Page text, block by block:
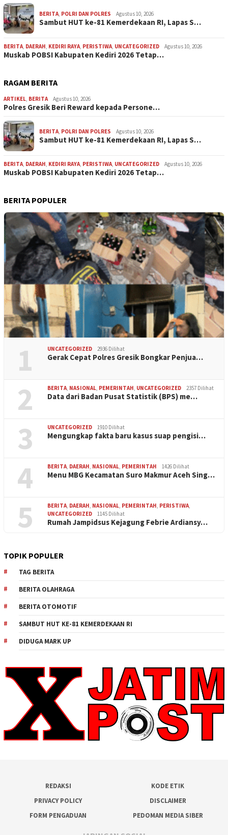
BERITA POLRI DAN POLRES Agustus 10, 2026
Sambut HUT ke-81 Kemerdekaan RI, Lapas S…
BERITA DAERAH KEDIRI RAYA PERISTIWA UNCATEGORIZED Agustus 10, 2026
Muskab POBSI Kabupaten Kediri 2026 Tetap…
RAGAM BERITA
ARTIKEL BERITA Agustus 10, 2026
Polres Gresik Beri Reward kepada Persone…
BERITA POLRI DAN POLRES Agustus 10, 2026
Sambut HUT ke-81 Kemerdekaan RI, Lapas S…
BERITA DAERAH KEDIRI RAYA PERISTIWA UNCATEGORIZED Agustus 10, 2026
Muskab POBSI Kabupaten Kediri 2026 Tetap…
BERITA POPULER
1 UNCATEGORIZED 2936 Dilihat
Gerak Cepat Polres Gresik Bongkar Penjua…
2 BERITA NASIONAL PEMERINTAH UNCATEGORIZED 2357 Dilihat
Data dari Badan Pusat Statistik (BPS) me…
3 UNCATEGORIZED 1910 Dilihat
Mengungkap fakta baru kasus suap pengisi…
4 BERITA DAERAH NASIONAL PEMERINTAH 1426 Dilihat
Menu MBG Kecamatan Suro Makmur Aceh Sing…
5 BERITA DAERAH NASIONAL PEMERINTAH PERISTIWA
UNCATEGORIZED
1145 Dilihat
Rumah Jampidsus Kejagung Febrie Ardiansy…
TOPIK POPULER
TAG BERITA
BERITA OLAHRAGA
BERITA OTOMOTIF
SAMBUT HUT KE-81 KEMERDEKAAN RI
DIDUGA MARK UP
REDAKSI
KODE ETIK
PRIVACY POLICY
DISCLAIMER
FORM PENGADUAN
PEDOMAN MEDIA SIBER